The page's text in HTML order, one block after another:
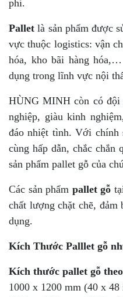
phí.
Pallet là sản phẩm được
vực thuộc logistics: vận
hóa, kho bãi hàng
dụng trong lĩnh vực nội
HÙNG MINH còn có đội
nghiệp, giàu kinh
đáo nhiệt tình. Với chính
cùng hấp dẫn, chắc chắn
sản phẩm pallet gỗ của
Các sản phẩm pallet gỗ
chất lượng chặt chẽ,
dụng.
Kích Thước Palllet gỗ
Kích thước pallet gỗ
1000 x 1200 mm (40 x 48